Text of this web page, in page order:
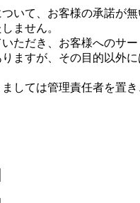
いて、お客様の承諾が
ません。
ただき、お客様へのサ
ますが、その目的以外
しては管理責任者を置